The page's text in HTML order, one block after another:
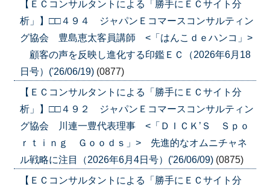
【ＥＣコンサルタントによる「勝手にＥＣサイト分
析」】□□４９４ ジャパンＥコマースコンサルティン
グ協会 豊島恵太客員講師 <「はんこｄｅハンコ」>
顧客の声を反映し進化する印鑑ＥＣ（2026年6月18
日号）('26/06/19) (0877)
【ＥＣコンサルタントによる「勝手にＥＣサイト分
析」】□□４９２ ジャパンＥコマースコンサルティン
グ協会 川連一豊代表理事 <「ＤＩＣＫ’Ｓ Ｓｐｏ
ｒｔｉｎｇ Ｇｏｏｄｓ」> 先進的なオムニチャネ
ル戦略に注目（2026年6月4日号）('26/06/09) (0875)
【ＥＣコンサルタントによる「勝手にＥＣサイト分